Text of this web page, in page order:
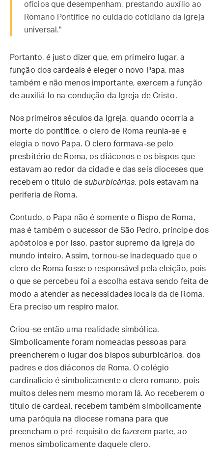
ofícios que desempenham, prestando auxílio ao
Romano Pontífice no cuidado cotidiano da Igreja
universal."
Portanto, é justo dizer que, em primeiro lugar, a
função dos cardeais é eleger o novo Papa, mas
também e não menos importante, exercem a função
de auxiliá-lo na condução da Igreja de Cristo.
Nos primeiros séculos da Igreja, quando ocorria a
morte do pontífice, o clero de Roma reunia-se e
elegia o novo Papa. O clero formava-se pelo
presbitério de Roma, os diáconos e os bispos que
estavam ao redor da cidade e das seis dioceses que
recebem o título de suburbicárias, pois estavam na
periferia de Roma.
Contudo, o Papa não é somente o Bispo de Roma,
mas é também o sucessor de São Pedro, príncipe dos
apóstolos e por isso, pastor supremo da Igreja do
mundo inteiro. Assim, tornou-se inadequado que o
clero de Roma fosse o responsável pela eleição, pois
o que se percebeu foi a escolha estava sendo feita de
modo a atender as necessidades locais da de Roma.
Era preciso um respiro maior.
Criou-se então uma realidade simbólica.
Simbolicamente foram nomeadas pessoas para
preencherem o lugar dos bispos suburbicários, dos
padres e dos diáconos de Roma. O colégio
cardinalicio é simbolicamente o clero romano, pois
muitos deles nem mesmo moram lá. Ao receberem o
título de cardeal, recebem também simbolicamente
uma paróquia na diocese romana para que
preencham o pré-requisito de fazerem parte, ao
menos simbolicamente daquele clero.